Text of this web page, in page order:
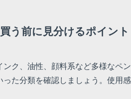
う前に見分けるポイント
ンク、油性、顔料系など多様なペ
った分類を確認しましょう。使用